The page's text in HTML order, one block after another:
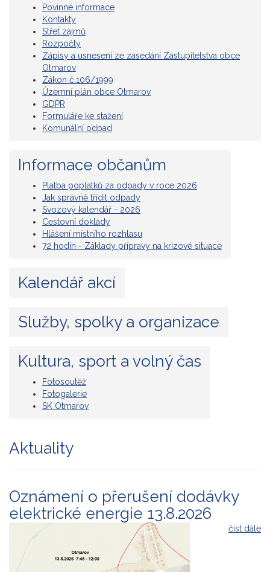
Povinné informace
Kontakty
Střet zájmů
Rozpočty
Zápisy a usnesení ze zasedání Zastupitelstva obce
Otmarov
Zákon č.106/1999
Územní plán obce Otmarov
GDPR
Formuláře ke stažení
Komunální odpad
Informace občanům
Platba poplatků za odpady v roce 2026
Jak správně třídit odpady
Svozový kalendář - 2026
Cestovní doklady
Hlášení místního rozhlasu
72 hodin - Základy přípravy na krizové situace
Kalendář akcí
Služby, spolky a organizace
Kultura, sport a volný čas
Fotosoutěž
Fotogalerie
SK Otmarov
Aktuality
Oznámení o přerušení dodávky
elektrické energie 13.8.2026
číst dále